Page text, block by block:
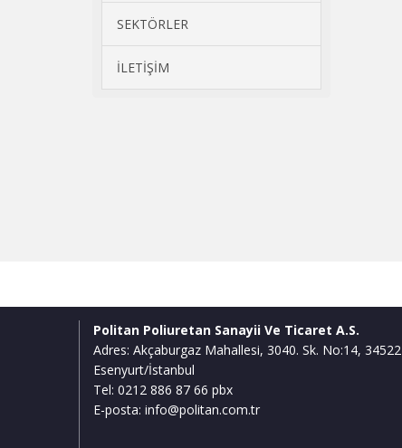
SEKTÖRLER
İLETİŞİM
Politan Poliuretan Sanayii Ve Ticaret A.S.
Adres: Akçaburgaz Mahallesi, 3040. Sk. No:14, 34522
Esenyurt/İstanbul
Tel: 0212 886 87 66 pbx
E-posta: info@politan.com.tr